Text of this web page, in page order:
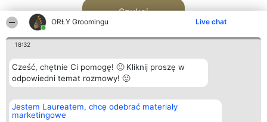
ORŁY Groomingu Live chat
18:32
Cześć, chętnie Ci pomogę! 🙂 Kliknij proszę w
odpowiedni temat rozmowy! 🙂
Jestem Laureatem, chcę odebrać materiały
marketingowe
Szukaj
Organizator plebiscytu
Bright Side Solutions sp. z o.
o. sp. k.
Plebiscyt
Laureaci
Kontakt
Kontakt